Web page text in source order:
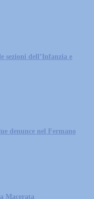
sezioni dell’Infanzia e
denunce nel Fermano
Macerata